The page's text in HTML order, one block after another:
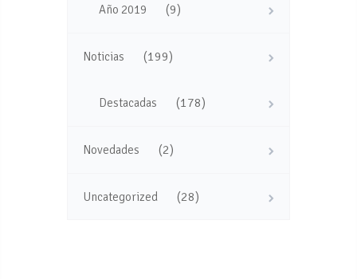
Año 2019 (9)
Noticias (199)
Destacadas (178)
Novedades (2)
Uncategorized (28)